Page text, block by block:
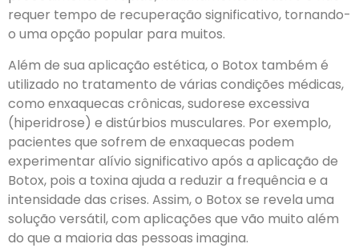
requer tempo de recuperação significativo, tornando-
o uma opção popular para muitos.
Além de sua aplicação estética, o Botox também é
utilizado no tratamento de várias condições médicas,
como enxaquecas crônicas, sudorese excessiva
(hiperidrose) e distúrbios musculares. Por exemplo,
pacientes que sofrem de enxaquecas podem
experimentar alívio significativo após a aplicação de
Botox, pois a toxina ajuda a reduzir a frequência e a
intensidade das crises. Assim, o Botox se revela uma
solução versátil, com aplicações que vão muito além
do que a maioria das pessoas imagina.